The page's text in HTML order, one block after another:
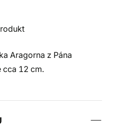
Aragorna z Pána
cca 12 cm.